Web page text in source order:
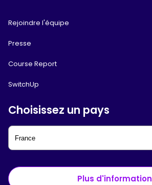
Rejoindre l'équipe
Presse
Course Report
SwitchUp
Choisissez un pays
Plus d'information